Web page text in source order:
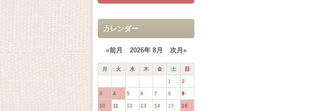
カレンダー
«前月 2026年 8月 次月»
月 火 水 木 金 土 日
1 2
3 4 5 6 7 8 9
10 11 12 13 14 15 16